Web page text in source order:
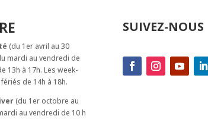
(du 1er avril au 30
mardi au vendredi de
13h à 17h. Les week-
de 14h à 18h.
(du 1er octobre au
au vendredi de 10 h
SUIVEZ-NOUS